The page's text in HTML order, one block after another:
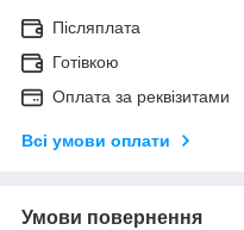
Післяплата
Готівкою
Оплата за реквізитами
Всі умови оплати
Умови повернення